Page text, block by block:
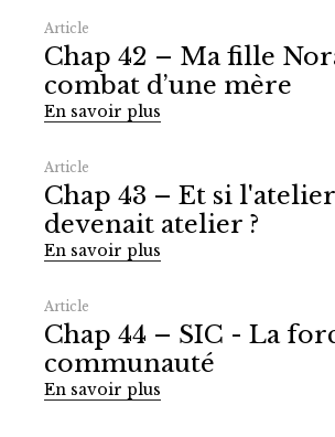
Article
Chap 42 – Ma fille
combat d’une mère
En savoir plus
Article
Chap 43 – Et si l'atelier
devenait atelier ?
En savoir plus
Article
Chap 44 – SIC - La
communauté
En savoir plus